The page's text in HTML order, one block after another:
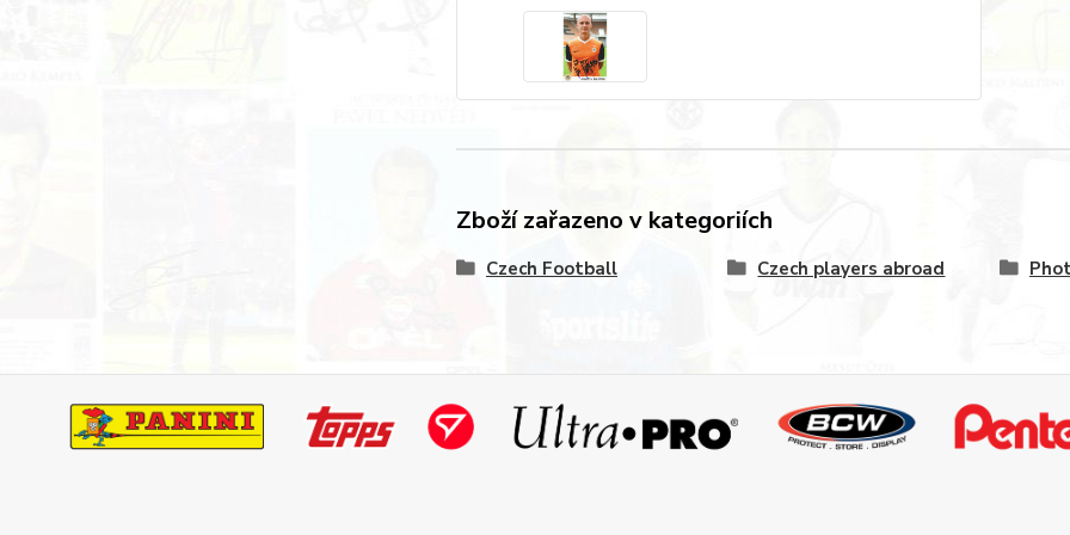
Zboží zařazeno v kategoriích
Czech Football Czech players abroad